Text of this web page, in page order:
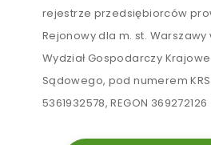
rejestrze przedsiębiorców
Rejonowy dla m. st. Warszawy
Wydział Gospodarczy
Sądowego, pod numerem KRS
5361932578, REGON 369272126